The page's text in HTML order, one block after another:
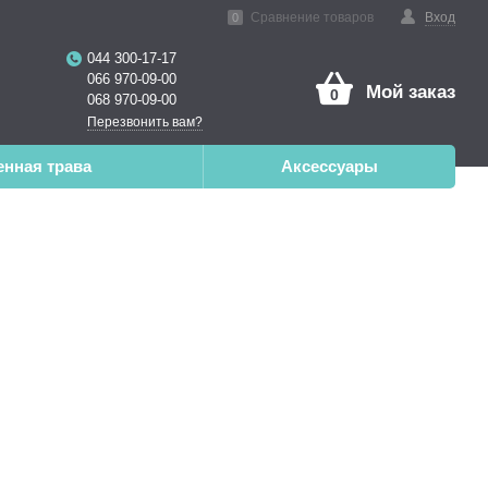
Вход
0 Сравнение товаров
044 300-17-17
066 970-09-00
068 970-09-00
Перезвонить вам?
0 Мой заказ
трава Аксессуары